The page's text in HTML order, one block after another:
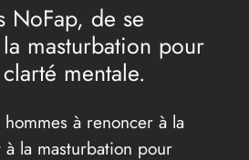
NoFap, de se
masturbation pour
mentale.
à renoncer à la
la masturbation pour